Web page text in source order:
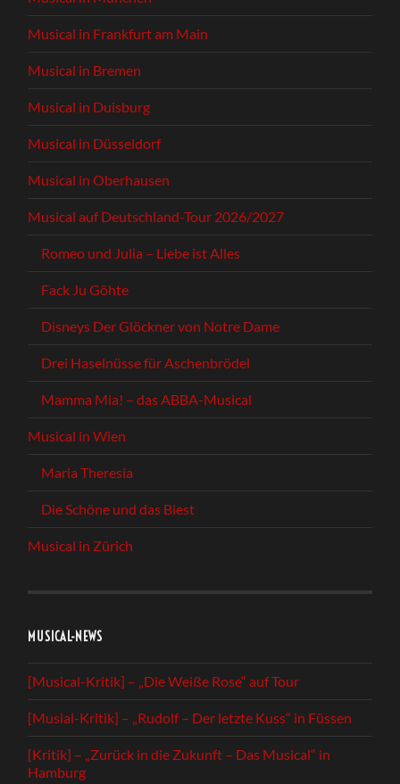
Musical in Frankfurt am Main
Musical in Bremen
Musical in Duisburg
Musical in Düsseldorf
Musical in Oberhausen
Musical auf Deutschland-Tour 2026/2027
Romeo und Julia – Liebe ist Alles
Fack Ju Göhte
Disneys Der Glöckner von Notre Dame
Drei Haselnüsse für Aschenbrödel
Mamma Mia! – das ABBA-Musical
Musical in Wien
Maria Theresia
Die Schöne und das Biest
Musical in Zürich
MUSICAL-NEWS
[Musical-Kritik] – „Die Weiße Rose“ auf Tour
[Musial-Kritik] – „Rudolf – Der letzte Kuss“ in Füssen
[Kritik] – „Zurück in die Zukunft – Das Musical“ in
Hamburg